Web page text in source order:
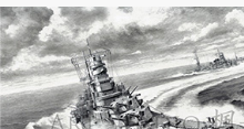
SERVICE
サービス紹介